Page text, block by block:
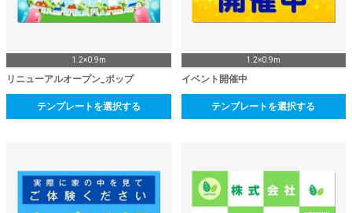
1.2×0.9m
リニューアルオープン_ポップ
テンプレートを選択する
1.2×0.9m
イベント開催中
テンプレートを選択する